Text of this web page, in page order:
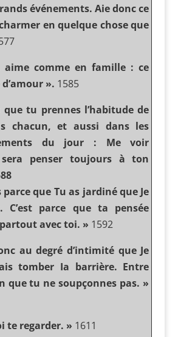
événements. Aie donc ce
en quelque chose que
aime comme en famille : ce
». 1585
que tu prennes l’habitude de
chacun, et aussi dans les
du jour : Me voir
penser toujours à ton
parce que Tu as jardiné que Je
C’est parce que ta pensée
avec toi. » 1592
au degré d’intimité que Je
tomber Ia barrière. Entre
que tu ne soupçonnes pas. »
te regarder. » 1611